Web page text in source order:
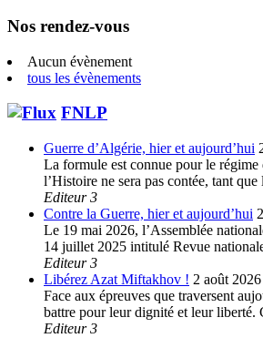
Nos rendez-vous
Aucun évènement
tous les évènements
FNLP
Guerre d’Algérie, hier et aujourd’hui
La formule est connue pour le régime
l’Histoire ne sera pas contée, tant
Editeur 3
Contre la Guerre, hier et aujourd’hui
Le 19 mai 2026, l’Assemblée
14 juillet 2025 intitulé Revue
Editeur 3
Libérez Azat Miftakhov ! 2 août 2026
Face aux épreuves que traversent
battre pour leur dignité et leur liberté.
Editeur 3